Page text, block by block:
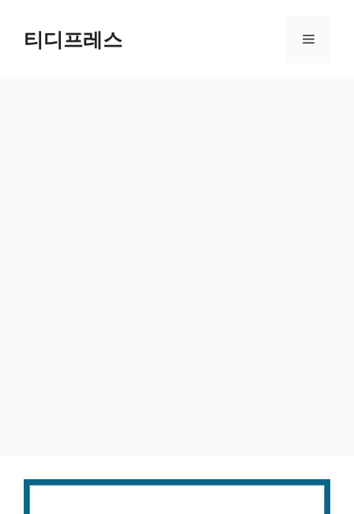
티디프레스 메